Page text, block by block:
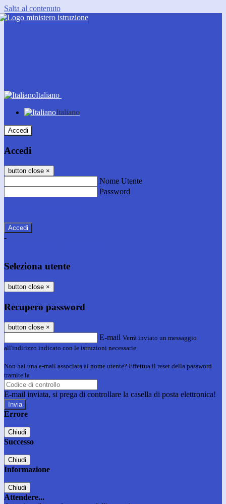
Salta al contenuto
Italiano
Italiano
Accedi
Accedi
button close ×
Nome Utente
Password
-
Seleziona utente
button close ×
Recupero password
button close ×
E-mail Verrà inviato un messaggio
all'indirizzo indicato con le istruzioni necessarie.
Non hai una e-mail associata al nome utente? Effettua il reset della password
tramite la
E-mail inviata, si prega di controllare la casella di posta elettronica!
Errore
Chiudi
Successo
Chiudi
Informazione
Chiudi
Attendere...